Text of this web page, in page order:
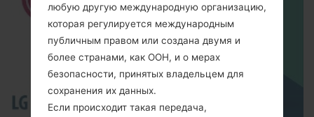
любую другую международную организацию,
которая регулируется международным
публичным правом или создана двумя и
более странами, как ООН, и о мерах
безопасности, принятых владельцем для
сохранения их данных.
Если происходит такая передача,